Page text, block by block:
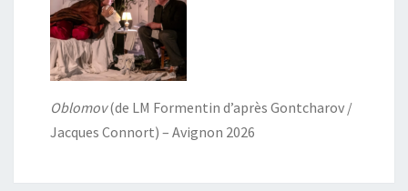
Oblomov(de LM Formentin d’après Gontcharov /
Jacques Connort) – Avignon 2026